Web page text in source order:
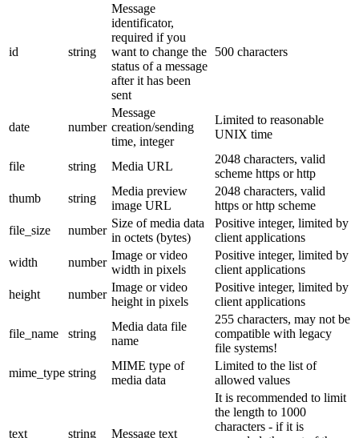
id string
Message
identificator,
required if you
want to change the
status of a message
after it has been
sent
500 characters
date number
Message
creation/sending
time, integer
Limited to reasonable
UNIX time
file string Media URL
2048 characters, valid
scheme https or http
thumb
string
Media preview
image URL
2048 characters, valid
https or http scheme
file_size
number
Size of media data
in octets (bytes)
Positive integer, limited by
client applications
width
number
Image or video
width in pixels
Positive integer, limited by
client applications
height
number
Image or video
height in pixels
Positive integer, limited by
client applications
file_name string
Media data file
name
255 characters, may not be
compatible with legacy
file systems!
mime_type string
MIME type of
media data
Limited to the list of
allowed values
text string Message text
It is recommended to limit
the length to 1000
characters - if it is